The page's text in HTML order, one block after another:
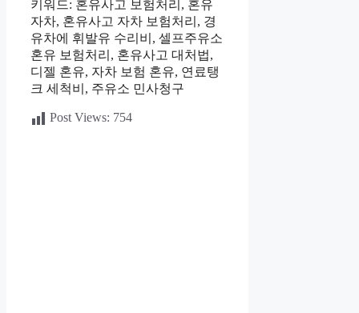
키워드: 혼유사고 보험처리, 혼유
자차, 혼유사고 자차 보험처리, 경
유차에 휘발유 수리비, 셀프주유소
혼유 보험처리, 혼유사고 대처법,
디젤 혼유, 자차 보험 혼유, 연료탱
크 세척비, 주유소 민사청구
Post Views: 754